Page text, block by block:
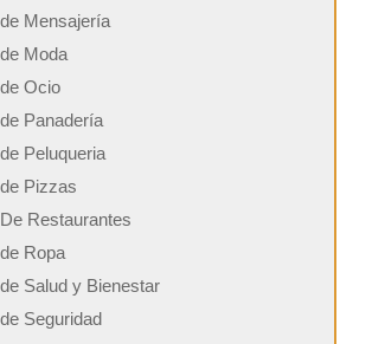
Mensajería
Moda
Ocio
Panadería
Peluqueria
Pizzas
Restaurantes
Ropa
Salud y Bienestar
Seguridad